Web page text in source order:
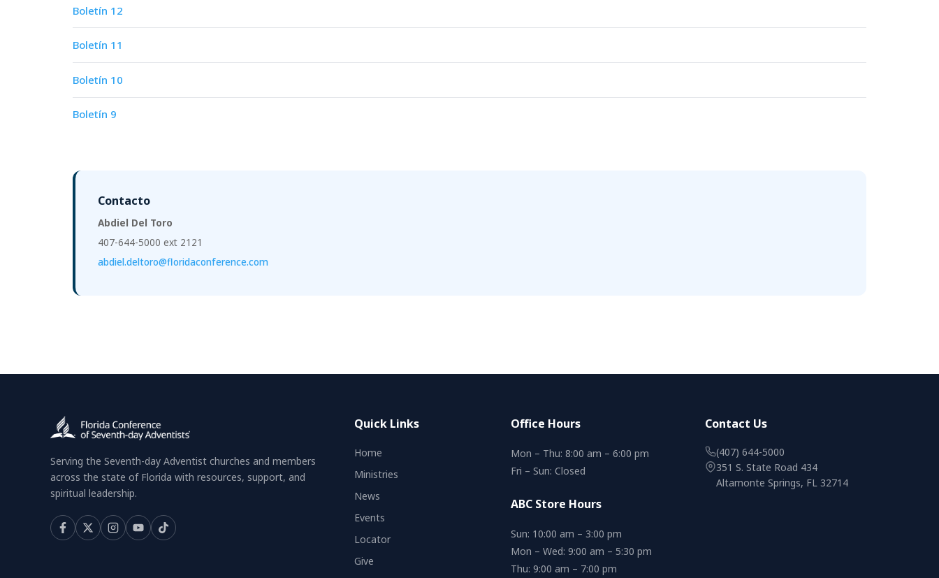
Boletín 12
Boletín 11
Boletín 10
Boletín 9
Contacto
Abdiel Del Toro
407-644-5000 ext 2121
abdiel.deltoro@floridaconference.com
Serving the Seventh-day Adventist churches and members
across the state of Florida with resources, support, and
spiritual leadership.
Quick Links
Home
Ministries
News
Events
Locator
Give
Office Hours
Mon – Thu: 8:00 am – 6:00 pm
Fri – Sun: Closed
ABC Store Hours
Sun: 10:00 am – 3:00 pm
Mon – Wed: 9:00 am – 5:30 pm
Thu: 9:00 am – 7:00 pm
Contact Us
(407) 644-5000
351 S. State Road 434
Altamonte Springs, FL 32714